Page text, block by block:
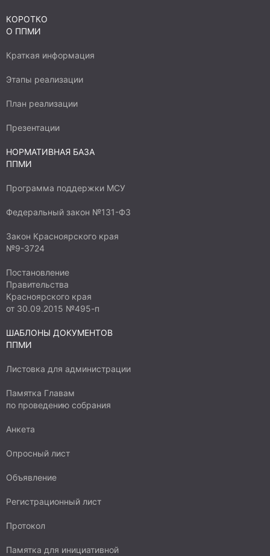
КОРОТКО
О ППМИ
Краткая информация
Этапы реализации
План реализации
Презентации
НОРМАТИВНАЯ БАЗА
ППМИ
Программа поддержки МСУ
Федеральный закон №131-ФЗ
Закон Красноярского края
№9-3724
Постановление
Правительства
Красноярского края
от 30.09.2015 №495-п
ШАБЛОНЫ ДОКУМЕНТОВ
ППМИ
Листовка для администрации
Памятка Главам
по проведению собрания
Анкета
Опросный лист
Объявление
Регистрационный лист
Протокол
Памятка для инициативной